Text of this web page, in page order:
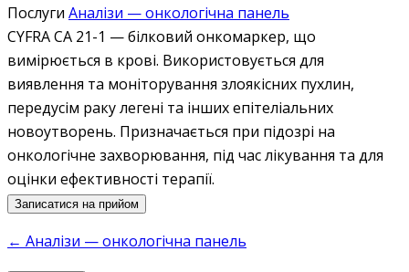
Послуги Аналізи — онкологічна панель
CYFRA CA 21-1 — білковий онкомаркер, що
вимірюється в крові. Використовується для
виявлення та моніторування злоякісних пухлин,
передусім раку легені та інших епітеліальних
новоутворень. Призначається при підозрі на
онкологічне захворювання, під час лікування та для
оцінки ефективності терапії.
Записатися на прийом
← Аналізи — онкологічна панель